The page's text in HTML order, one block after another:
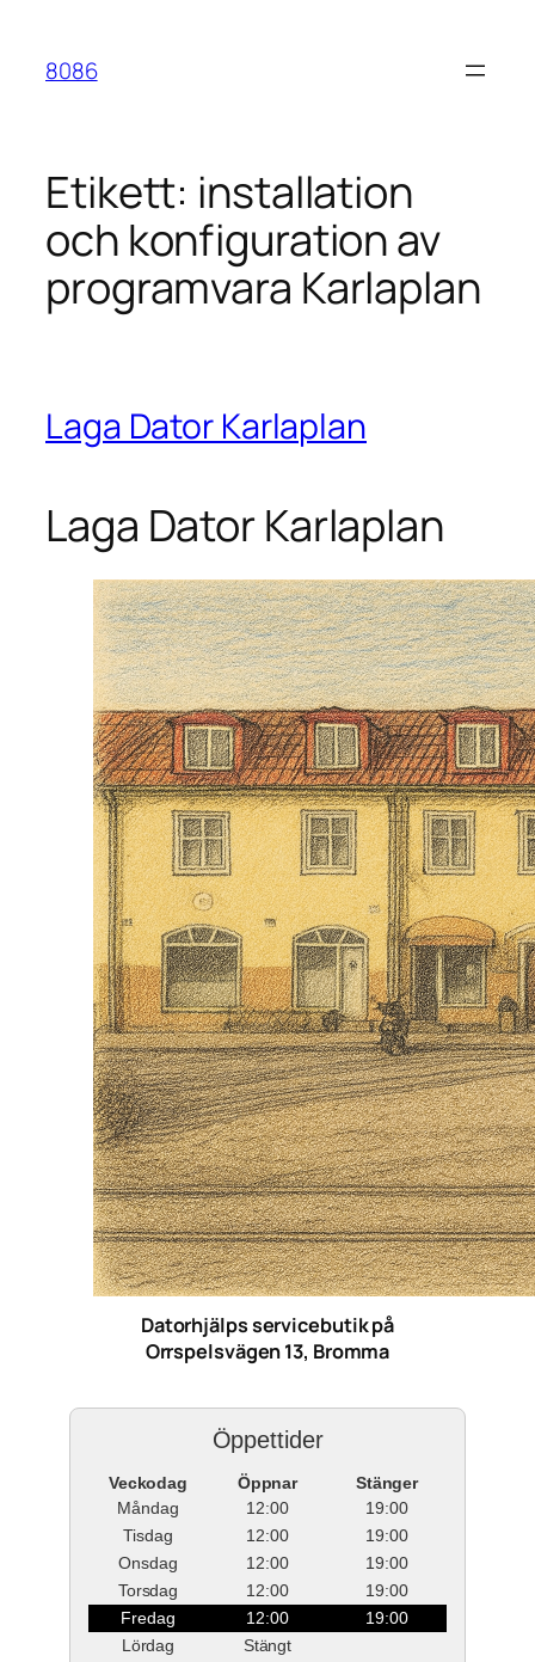
innehåll
8086
Etikett: installation
och konfiguration av
programvara Karlaplan
Laga Dator Karlaplan
Laga Dator Karlaplan
Datorhjälps servicebutik på
Orrspelsvägen 13, Bromma
Öppettider
Veckodag Öppnar
Stänger
Måndag
12:00
19:00
Tisdag
12:00
19:00
Onsdag
12:00
19:00
Torsdag
12:00
19:00
Fredag
12:00
19:00
Lördag
Stängt